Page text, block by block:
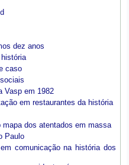
dez anos
caso
Vasp em 1982
em restaurantes da história
mapa dos atentados em massa
Paulo
comunicação na história dos